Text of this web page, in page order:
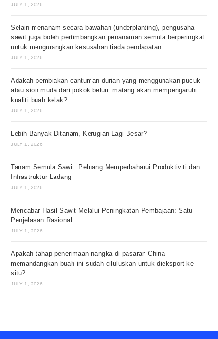
JULY 1, 2026
Selain menanam secara bawahan (underplanting), pengusaha
sawit juga boleh pertimbangkan penanaman semula berperingkat
untuk mengurangkan kesusahan tiada pendapatan
JULY 1, 2026
Adakah pembiakan cantuman durian yang menggunakan pucuk
atau sion muda dari pokok belum matang akan mempengaruhi
kualiti buah kelak?
JULY 1, 2026
Lebih Banyak Ditanam, Kerugian Lagi Besar?
JULY 1, 2026
Tanam Semula Sawit: Peluang Memperbaharui Produktiviti dan
Infrastruktur Ladang
JULY 1, 2026
Mencabar Hasil Sawit Melalui Peningkatan Pembajaan: Satu
Penjelasan Rasional
JULY 1, 2026
Apakah tahap penerimaan nangka di pasaran China
memandangkan buah ini sudah diluluskan untuk dieksport ke
situ?
JULY 1, 2026